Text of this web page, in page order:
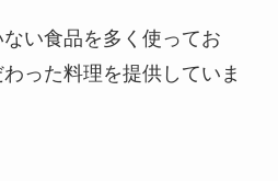
い食品を多く使ってお
った料理を提供していま